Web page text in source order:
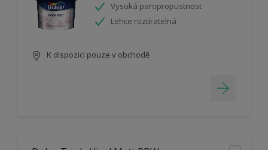
Vysoká paropropustnost
Lehce roztíratelná
K dispozici pouze v obchodě